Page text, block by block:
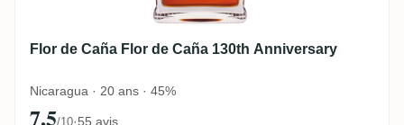
Flor de Caña Flor de Caña 130th Anniversary
Nicaragua · 20 ans · 45%
7,5/10·55 avis